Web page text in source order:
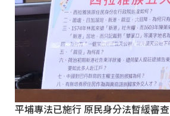
平埔專法已施行 原民身分法暫緩審查